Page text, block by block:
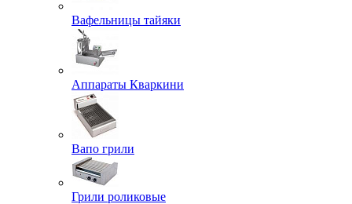
Вафельницы тайяки
Аппараты Кваркини
Вапо грили
Грили роликовые